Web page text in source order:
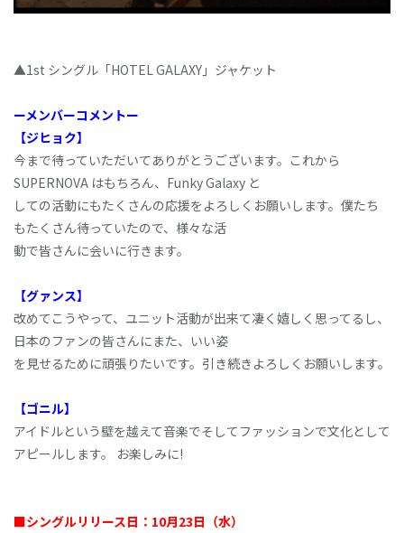
▲1st シングル「HOTEL GALAXY」ジャケット
ーメンバーコメントー
【ジヒョク】
今まで待っていただいてありがとうございます。これから
SUPERNOVA はもちろん、Funky Galaxy と
しての活動にもたくさんの応援をよろしくお願いします。僕たち
もたくさん待っていたので、様々な活
動で皆さんに会いに行きます。
【グァンス】
改めてこうやって、ユニット活動が出来て凄く嬉しく思ってるし、
日本のファンの皆さんにまた、いい姿
を見せるために頑張りたいです。引き続きよろしくお願いします。
【ゴニル】
アイドルという壁を越えて音楽でそしてファッションで文化として
アピールします。 お楽しみに!
■シングルリリース日：10月23日（水）